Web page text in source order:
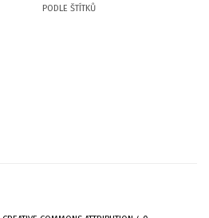
PODLE ŠTÍTKŮ